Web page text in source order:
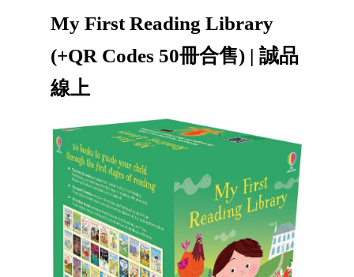
My First Reading Library
(+QR Codes 50冊合售) | 誠品
線上